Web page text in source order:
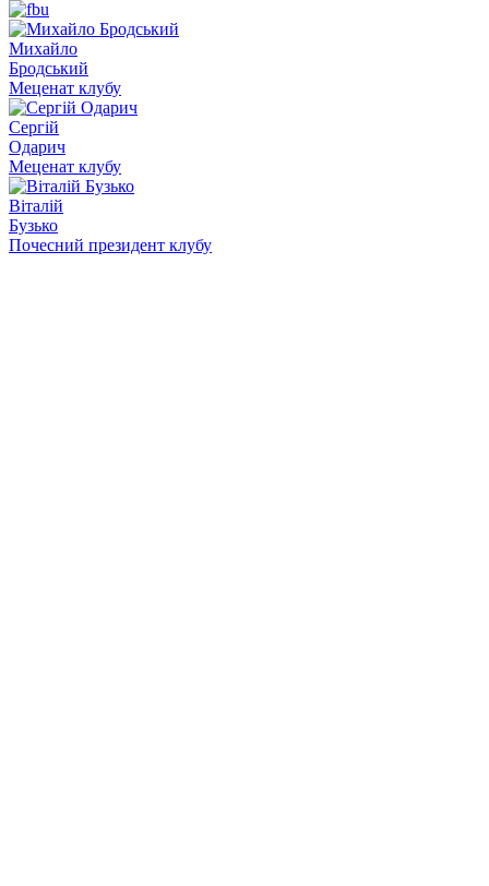
Михайло
Бродський
Меценат клубу
Сергій
Одарич
Меценат клубу
Віталій
Бузько
Почесний президент клубу